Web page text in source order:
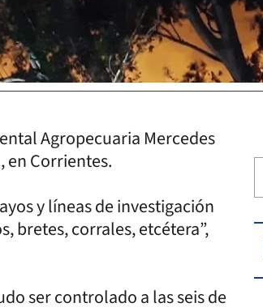
Agropecuaria Mercedes
en Corrientes.
y líneas de investigación
bretes, corrales, etcétera”,
ser controlado a las seis de